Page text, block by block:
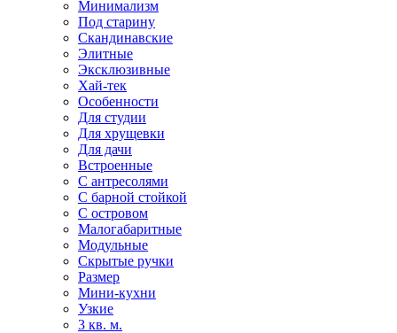
Минимализм
Под старину
Скандинавские
Элитные
Эксклюзивные
Хай-тек
Особенности
Для студии
Для хрущевки
Для дачи
Встроенные
С антресолями
С барной стойкой
С островом
Малогабаритные
Модульные
Скрытые ручки
Размер
Мини-кухни
Узкие
3 кв. м.